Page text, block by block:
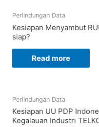
Perlindungan Data
Kesiapan Menyambut
siap?
Read more
Perlindungan Data
Kesiapan UU PDP
Kegalauan Industri